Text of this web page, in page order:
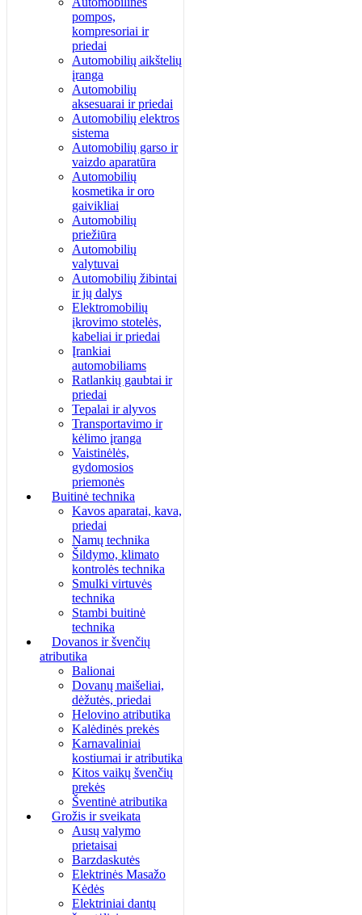
pompos,
kompresoriai ir
priedai
Automobilių aikštelių
įranga
Automobilių
aksesuarai ir priedai
Automobilių elektros
sistema
Automobilių garso ir
vaizdo aparatūra
Automobilių
kosmetika ir oro
gaivikliai
Automobilių
priežiūra
Automobilių
valytuvai
Automobilių žibintai
ir jų dalys
Elektromobilių
įkrovimo stotelės,
kabeliai ir priedai
Įrankiai
automobiliams
Ratlankių gaubtai ir
priedai
Tepalai ir alyvos
Transportavimo ir
kėlimo įranga
Vaistinėlės,
gydomosios
priemonės
Buitinė technika
Kavos aparatai, kava,
priedai
Namų technika
Šildymo, klimato
kontrolės technika
Smulki virtuvės
technika
Stambi buitinė
technika
Dovanos ir švenčių
atributika
Balionai
Dovanų maišeliai,
dėžutės, priedai
Helovino atributika
Kalėdinės prekės
Karnavaliniai
kostiumai ir atributika
Kitos vaikų švenčių
prekės
Šventinė atributika
Grožis ir sveikata
Ausų valymo
prietaisai
Barzdaskutės
Elektrinės Masažo
Kėdės
Elektriniai dantų